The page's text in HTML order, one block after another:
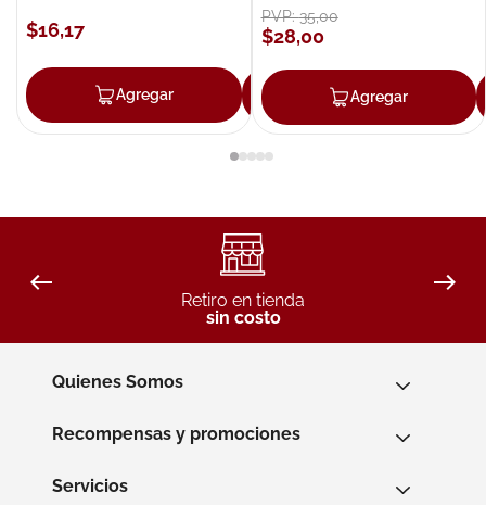
$16,17
Agregar Agregar
PVP:35,00
$28,00
Agregar
Retiro en tienda
sin costo
Quienes Somos
Recompensas y promociones
Servicios